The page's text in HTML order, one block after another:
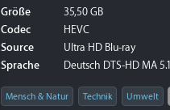
Größe
35,50 GB
Codec
HEVC
Source
Ultra HD Blu-ray
Sprache
Deutsch DTS-HD MA 5.1
Mensch & Natur Technik Umwelt